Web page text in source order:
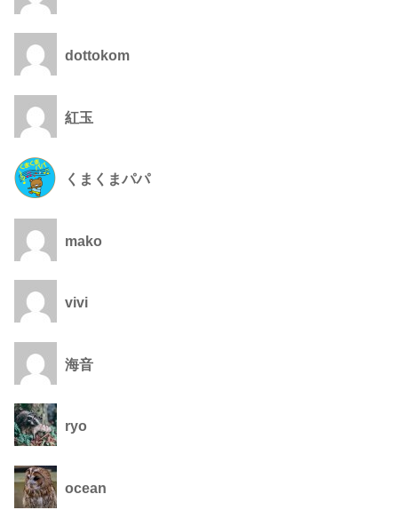
dottokom
紅玉
くまくまパパ
mako
vivi
海音
ryo
ocean